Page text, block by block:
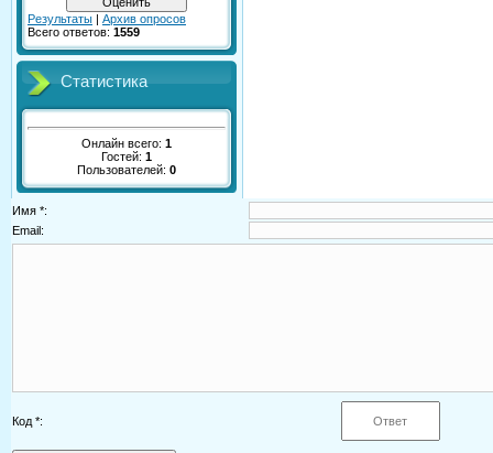
Результаты | Архив опросов
Всего ответов: 1559
Статистика
Онлайн всего: 1
Гостей: 1
Пользователей: 0
Имя *:
Email:
Код *: